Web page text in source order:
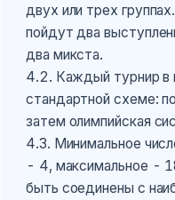
двух или трех
пойдут два
два микста.
4.2. Каждый турнир в
стандартной схеме:
затем олимпийская
4.3. Минимальное
- 4, максимальное -
быть соединены с